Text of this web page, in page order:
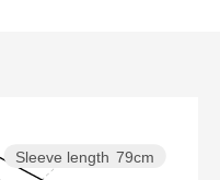
Sleeve length 79cm